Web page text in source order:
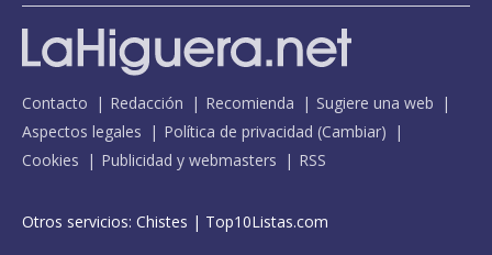
Contacto Redacción Recomienda
Sugiere una web
Aspectos legales
Política de privacidad (Cambiar)
Cookies
Publicidad y webmasters RSS
Otros servicios: Chistes | Top10Listas.com